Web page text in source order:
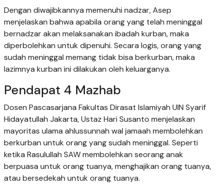
Dengan diwajibkannya memenuhi nadzar, Asep
menjelaskan bahwa apabila orang yang telah meninggal
bernadzar akan melaksanakan ibadah kurban, maka
diperbolehkan untuk dipenuhi. Secara logis, orang yang
sudah meninggal memang tidak bisa berkurban, maka
lazimnya kurban ini dilakukan oleh keluarganya.
Pendapat 4 Mazhab
Dosen Pascasarjana Fakultas Dirasat Islamiyah UIN Syarif
Hidayatullah Jakarta, Ustaz Hari Susanto menjelaskan
mayoritas ulama ahlussunnah wal jamaah membolehkan
berkurban untuk orang yang sudah meninggal. Seperti
ketika Rasulullah SAW membolehkan seorang anak
berpuasa untuk orang tuanya, menghajikan orang tuanya,
atau bersedekah untuk orang tuanya.